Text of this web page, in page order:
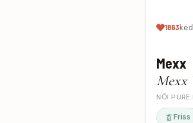
1863
Mexx
Mexx
NŐI PURE
Friss